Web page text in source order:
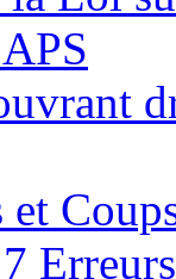
et
Erreurs